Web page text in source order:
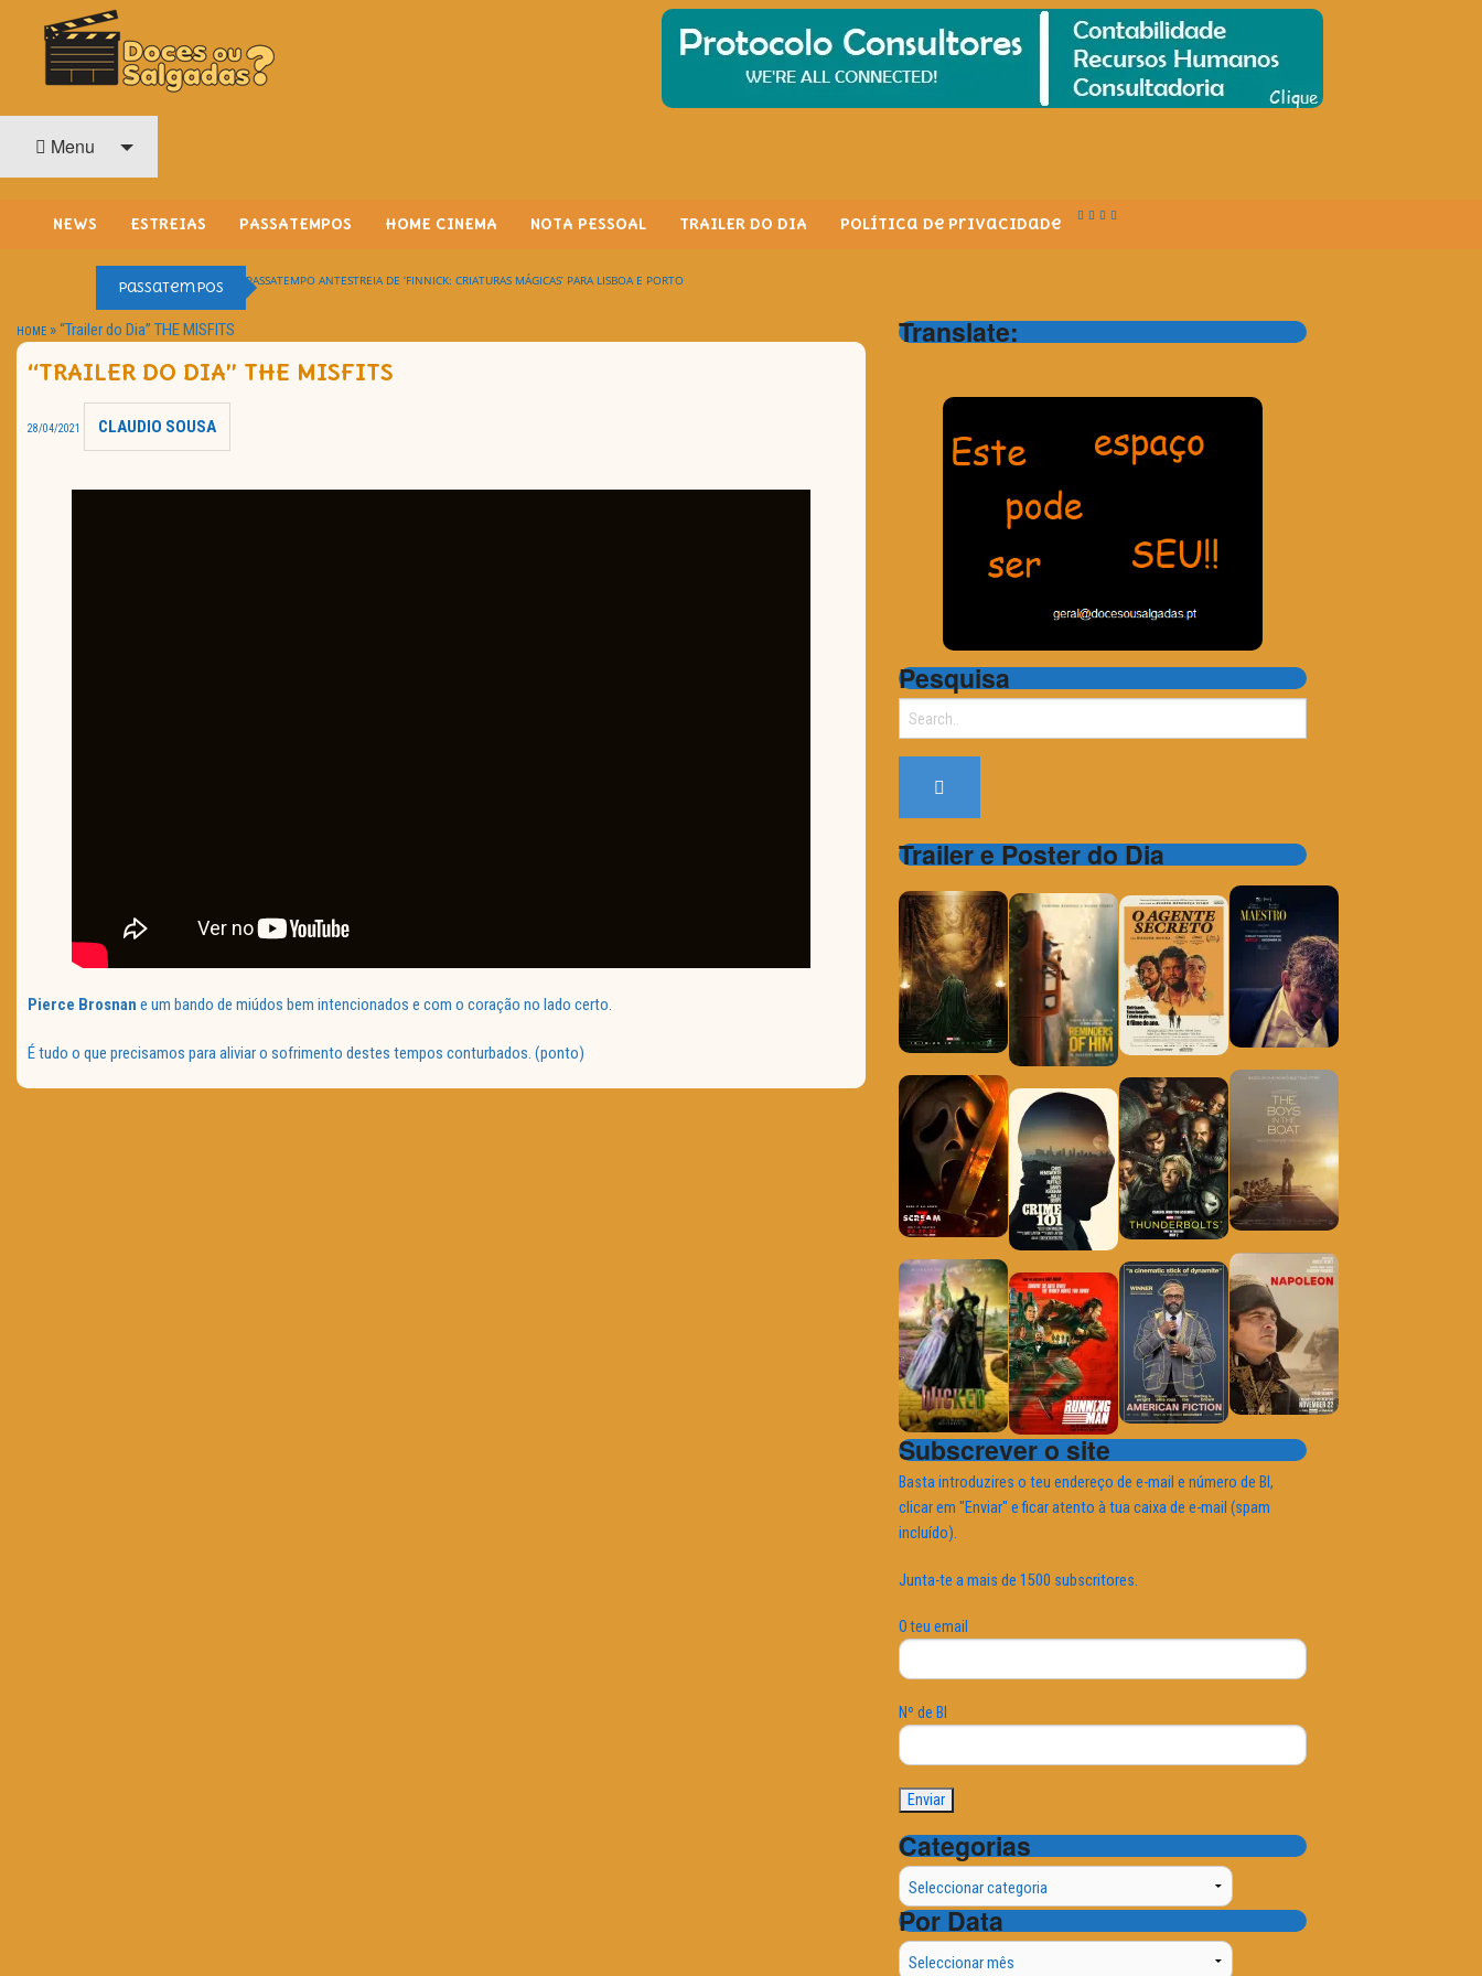
O Cinema? Uma Paixão!!
Menu
NEWS ESTREIAS PASSATEMPOS HOME CINEMA NOTA PESSOAL TRAILER DO DIA Política de Privacidade
Passatempos PASSATEMPO ANTESTREIA DE ‘FINNICK: CRIATURAS MÁGICAS’ PARA LISBOA E PORTO
HOME »“Trailer do Dia” THE MISFITS
“TRAILER DO DIA” THE MISFITS
28/04/2021 CLAUDIO SOUSA
Pierce Brosnan e um bando de miúdos bem intencionados e com o coração no lado certo.
É tudo o que precisamos para aliviar o sofrimento destes tempos conturbados. (ponto)
Translate:
Pesquisa
Trailer e Poster do Dia
Subscrever o site
Basta introduzires o teu endereço de e-mail e número de BI,
clicar em "Enviar" e ficar atento à tua caixa de e-mail (spam
incluído).
Junta-te a mais de 1500 subscritores.
O teu email
Nº de BI
Categorias
Categorias
Por Data
Por